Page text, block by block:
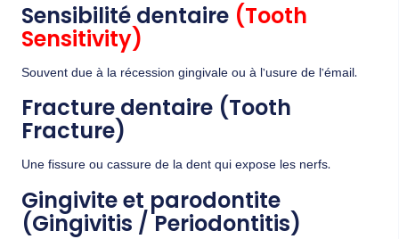
Sensibilité dentaire (Tooth
Sensitivity)
Souvent due à la récession gingivale ou à l’usure de l’émail.
Fracture dentaire (Tooth
Fracture)
Une fissure ou cassure de la dent qui expose les nerfs.
Gingivite et parodontite
(Gingivitis / Periodontitis)